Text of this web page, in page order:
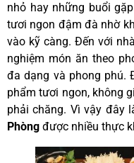
nhỏ hay những buổi
tươi ngon đậm đà nhờ
vào kỹ càng. Đến với
nghiệm món ăn theo
đa dạng và phong phú.
phẩm tươi ngon, không
phải chăng. Vì vậy đây
Phòng được nhiều thực